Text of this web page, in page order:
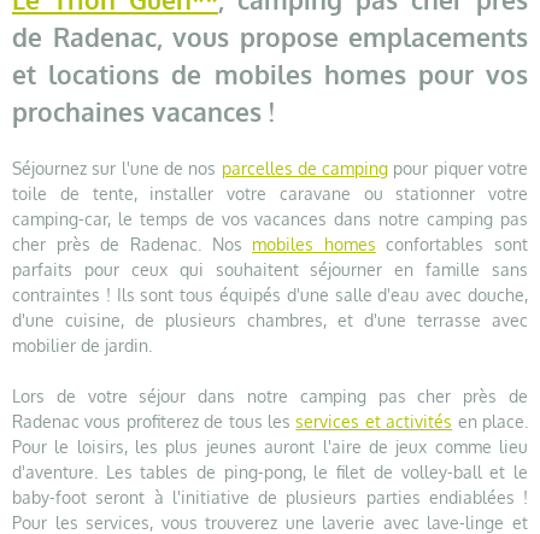
de Radenac, vous propose emplacements
et locations de mobiles homes pour vos
prochaines vacances !
Séjournez sur l'une de nos parcelles de camping pour piquer votre
toile de tente, installer votre caravane ou stationner votre
camping-car, le temps de vos vacances dans notre camping pas
cher près de Radenac. Nos mobiles homes confortables sont
parfaits pour ceux qui souhaitent séjourner en famille sans
contraintes ! Ils sont tous équipés d'une salle d'eau avec douche,
d'une cuisine, de plusieurs chambres, et d'une terrasse avec
mobilier de jardin.
Lors de votre séjour dans notre camping pas cher près de
Radenac vous profiterez de tous lesservices et activités en place.
Pour le loisirs, les plus jeunes auront l'aire de jeux comme lieu
d'aventure. Les tables de ping-pong, le filet de volley-ball et le
baby-foot seront à l'initiative de plusieurs parties endiablées !
Pour les services, vous trouverez une laverie avec lave-linge et